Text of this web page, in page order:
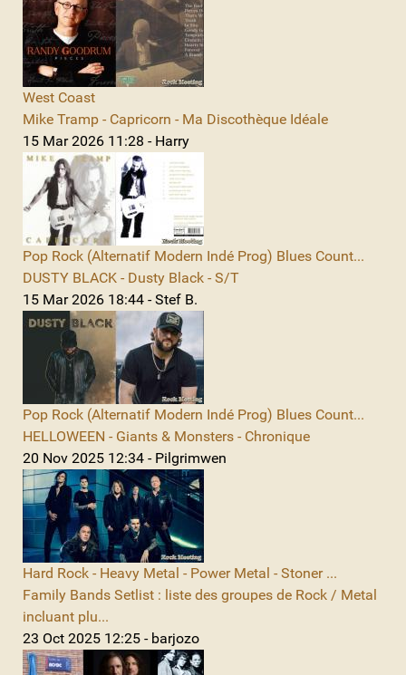
West Coast
Mike Tramp - Capricorn - Ma Discothèque Idéale
15 Mar 2026 11:28 - Harry
Pop Rock (Alternatif Modern Indé Prog) Blues Count...
DUSTY BLACK - Dusty Black - S/T
15 Mar 2026 18:44 - Stef B.
Pop Rock (Alternatif Modern Indé Prog) Blues Count...
HELLOWEEN - Giants & Monsters - Chronique
20 Nov 2025 12:34 - Pilgrimwen
Hard Rock - Heavy Metal - Power Metal - Stoner ...
Family Bands Setlist : liste des groupes de Rock / Metal
incluant plu...
23 Oct 2025 12:25 - barjozo